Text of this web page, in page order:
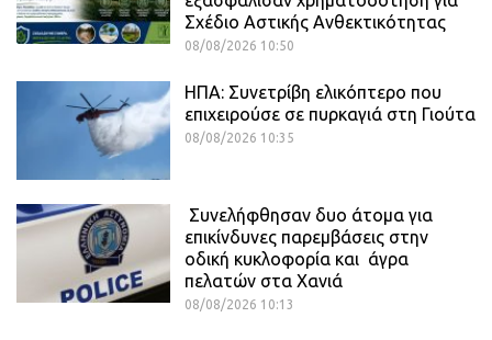
Σχέδιο Αστικής Ανθεκτικότητας
08/08/2026 10:50
ΗΠΑ: Συνετρίβη ελικόπτερο που
επιχειρούσε σε πυρκαγιά στη Γιούτα
08/08/2026 10:35
Συνελήφθησαν δυο άτομα για
επικίνδυνες παρεμβάσεις στην
οδική κυκλοφορία και άγρα
πελατών στα Χανιά
08/08/2026 10:13